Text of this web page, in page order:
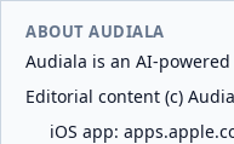
ABOUT AUDIALA
Audiala is an AI-
Editorial content (c)
iOS app: